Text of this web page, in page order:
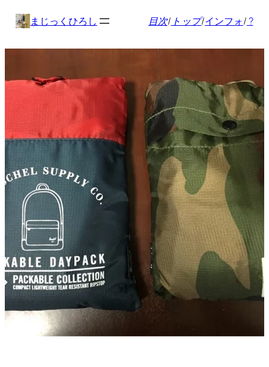
ッ
まじっくひろし 目次/ トップ/インフォ/ ?